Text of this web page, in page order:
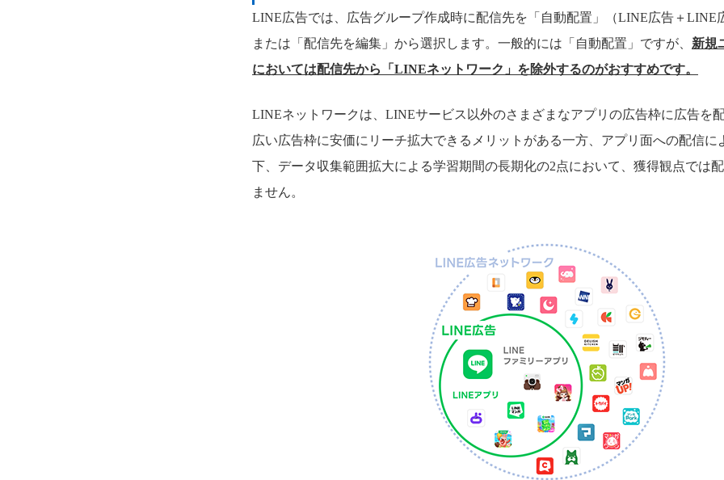
LINE広告では、広告グループ作成時に配信先を「自動配置」（LINE広告＋LINE
または「配信先を編集」から選択します。一般的には「自動配置」ですが、 新規
においては配信先から「LINEネットワーク」を除外するのがおすすめです。
LINEネットワークは、LINEサービス以外のさまざまなアプリの広告枠に広告を
広い広告枠に安価にリーチ拡大できるメリットがある一方、アプリ面への配信に
下、データ収集範囲拡大による学習期間の長期化の2点において、獲得観点では
ません。